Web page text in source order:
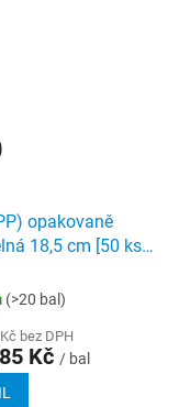
opakovaně
18,5 cm [50 ks]
(>20 bal)
bez DPH
Kč / bal